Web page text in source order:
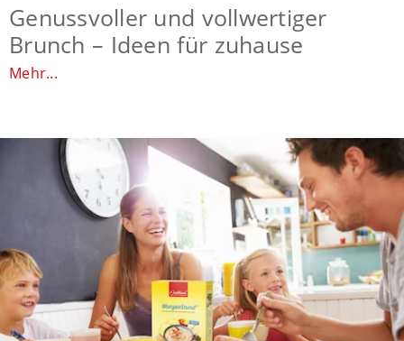
Genussvoller und vollwertiger
Brunch – Ideen für zuhause
Mehr...